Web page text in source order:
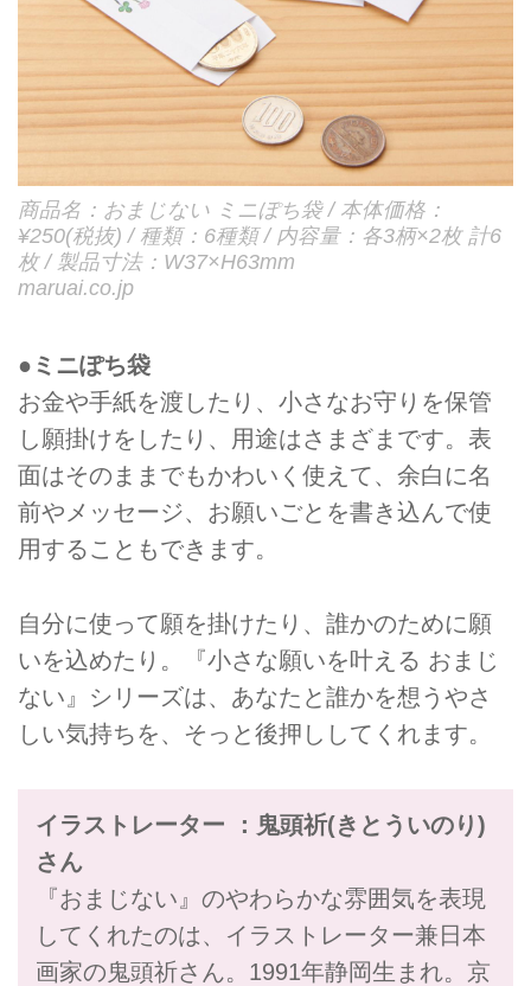
商品名：おまじない ミニぽち袋 / 本体価格：
¥250(税抜) / 種類：6種類 / 内容量：各3柄×2枚 計6
枚 / 製品寸法：W37×H63mm
maruai.co.jp
●ミニぽち袋
お金や手紙を渡したり、小さなお守りを保管
し願掛けをしたり、用途はさまざまです。表
面はそのままでもかわいく使えて、余白に名
前やメッセージ、お願いごとを書き込んで使
用することもできます。
自分に使って願を掛けたり、誰かのために願
いを込めたり。『小さな願いを叶える おまじ
ない』シリーズは、あなたと誰かを想うやさ
しい気持ちを、そっと後押ししてくれます。
イラストレーター ：鬼頭祈(きとういのり)
さん
『おまじない』のやわらかな雰囲気を表現
してくれたのは、イラストレーター兼日本
画家の鬼頭祈さん。1991年静岡生まれ。京